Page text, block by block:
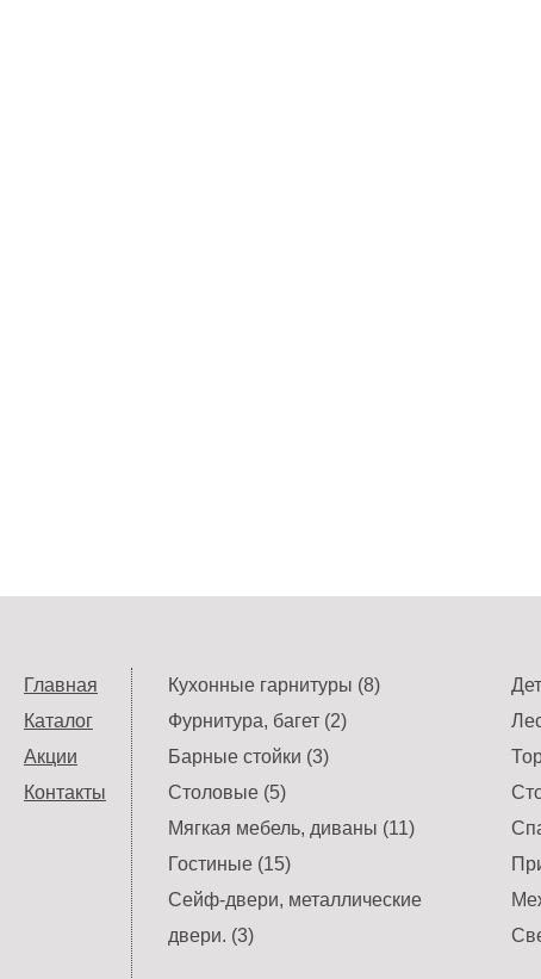
Главная
Каталог
Акции
Контакты
Кухонные гарнитуры (8)
Фурнитура, багет (2)
Барные стойки (3)
Столовые (5)
Мягкая мебель, диваны (11)
Гостиные (15)
Сейф-двери, металлические
двери. (3)